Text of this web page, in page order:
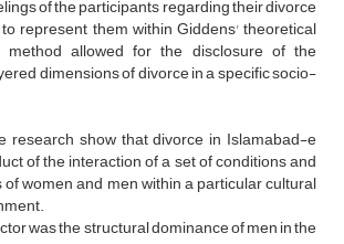
of the participants regarding their divorce
represent them within Giddens' theoretical
method allowed for the disclosure of the
dimensions of divorce in a specific socio-
research show that divorce in Islamabad-e
of the interaction of a set of conditions and
women and men within a particular cultural
was the structural dominance of men in the